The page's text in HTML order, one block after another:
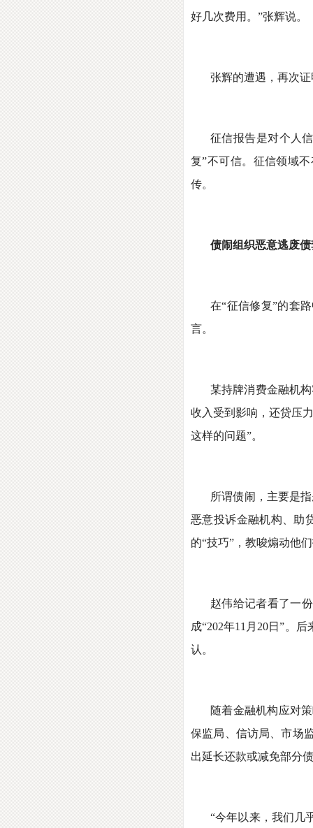
好几次费用。”张辉说。
张辉的遭遇，再次
征信报告是对个人
复”不可信。征信领域
传。
债闹组织恶意逃废
在“征信修复”的套
言。
某持牌消费金融机
收入受到影响，还贷压
这样的问题”。
所谓债闹，主要是
恶意投诉金融机构、助
的“技巧”，教唆煽动他
赵伟给记者看了一
成“202年11月20日”。
认。
随着金融机构应对
保监局、信访局、市场
出延长还款或减免部分
“今年以来，我们几